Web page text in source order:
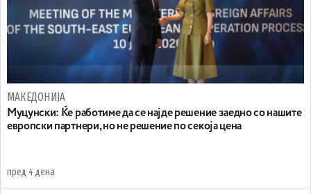
МАКЕДОНИЈА
Муцунски: Ќе работиме да се најде решение заедно со нашите
европски партнери, но не решение по секоја цена
пред 4 дена